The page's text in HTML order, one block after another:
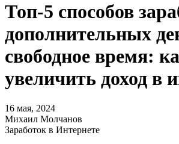
Топ-5 способов
дополнительных
свободное время:
увеличить доход в
16 мая, 2024
Михаил Молчанов
Заработок в Интернете